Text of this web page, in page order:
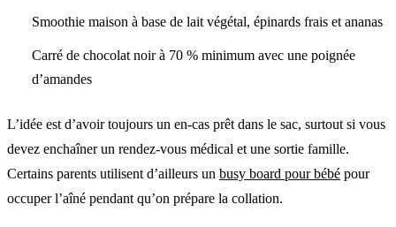
Smoothie maison à base de lait végétal, épinards frais et ananas
Carré de chocolat noir à 70 % minimum avec une poignée
d’amandes
L’idée est d’avoir toujours un en-cas prêt dans le sac, surtout si vous
devez enchaîner un rendez-vous médical et une sortie famille.
Certains parents utilisent d’ailleurs un busy board pour bébé pour
occuper l’aîné pendant qu’on prépare la collation.